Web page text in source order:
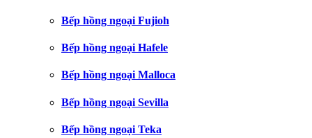
Bếp hồng ngoại Fujioh
Bếp hồng ngoại Hafele
Bếp hồng ngoại Malloca
Bếp hồng ngoại Sevilla
Bếp hồng ngoại Teka